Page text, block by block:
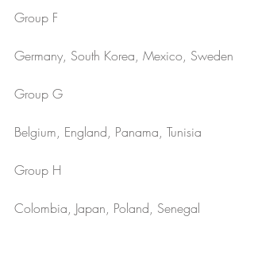
Group F
Germany, South Korea, Mexico, Sweden
Group G
Belgium, England, Panama, Tunisia
Group H
Colombia, Japan, Poland, Senegal